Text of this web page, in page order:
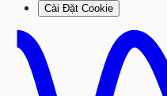
Cài Đặt Cookie